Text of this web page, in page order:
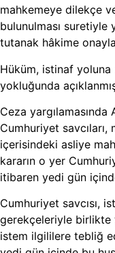
mahkemeye dilekçe
bulunulması suretiyle
tutanak hâkime
Hüküm, istinaf yoluna
yokluğunda
Ceza
Cumhuriyet
içerisindeki asliye
kararın o yer
itibaren yedi gün
Cumhuriyet savcısı,
gerekçeleriyle birlikte
istem ilgililere tebliğ